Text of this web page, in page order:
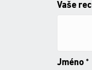
Vaše
Jméno *